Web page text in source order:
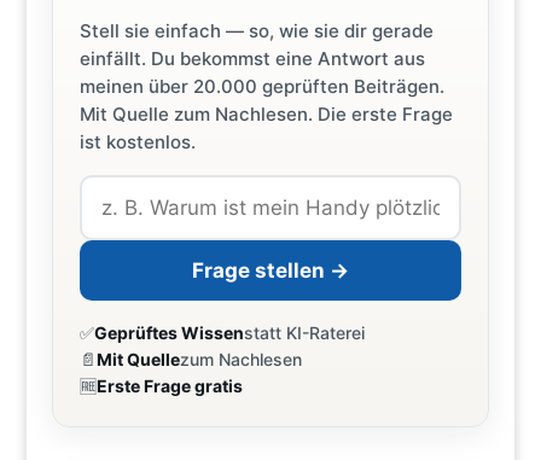
Stell sie einfach — so, wie sie dir gerade
einfällt. Du bekommst eine Antwort aus
meinen über 20.000 geprüften Beiträgen.
Mit Quelle zum Nachlesen. Die erste Frage
ist kostenlos.
Frage stellen →
✅Geprüftes Wissenstatt KI-Raterei
📄Mit Quellezum Nachlesen
🆓Erste Frage gratis